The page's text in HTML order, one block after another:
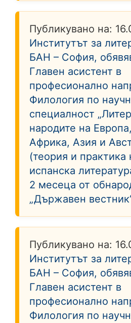
Публикувано на:
Институтът за
БАН – София,
Главен асистент в
професионално
Филология по
специалност
народите на
Африка, Азия и
(теория и практика
испанска
2 месеца от
„Държавен
Публикувано на:
Институтът за
БАН – София,
Главен асистент в
професионално
Филология по